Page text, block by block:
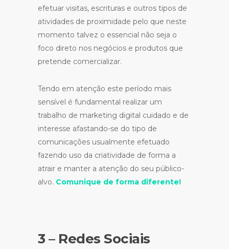
efetuar visitas, escrituras e outros tipos de
atividades de proximidade pelo que neste
momento talvez o essencial não seja o
foco direto nos negócios e produtos que
pretende comercializar.
Tendo em atenção este período mais
sensível é fundamental realizar um
trabalho de marketing digital cuidado e de
interesse afastando-se do tipo de
comunicações usualmente efetuado
fazendo uso da criatividade de forma a
atrair e manter a atenção do seu público-
alvo. Comunique de forma diferente!
3 – Redes Sociais